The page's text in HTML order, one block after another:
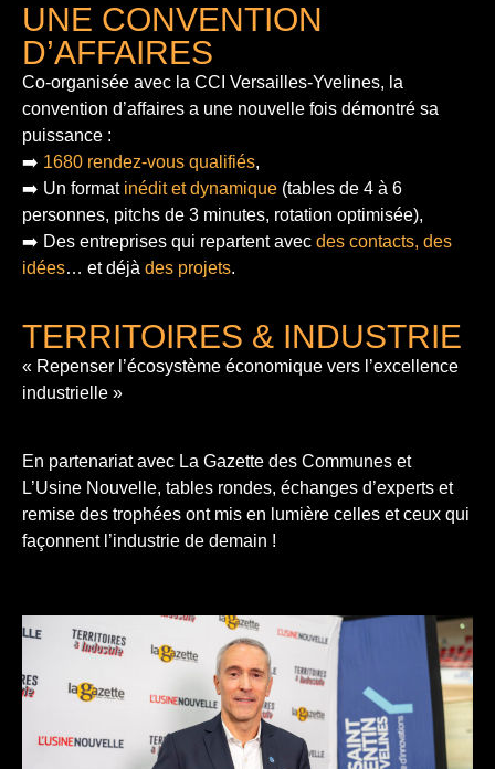
UNE CONVENTION
D’AFFAIRES
Co-organisée avec la CCI Versailles-Yvelines, la
convention d’affaires a une nouvelle fois démontré sa
puissance :
➡️ 1680 rendez-vous qualifiés,
➡️ Un format inédit et dynamique (tables de 4 à 6
personnes, pitchs de 3 minutes, rotation optimisée),
➡️ Des entreprises qui repartent avec des contacts, des
idées… et déjà des projets.
TERRITOIRES & INDUSTRIE
« Repenser l’écosystème économique vers l’excellence
industrielle »
En partenariat avec La Gazette des Communes et
L’Usine Nouvelle, tables rondes, échanges d’experts et
remise des trophées ont mis en lumière celles et ceux qui
façonnent l’industrie de demain !